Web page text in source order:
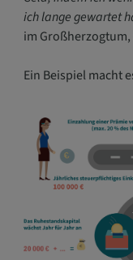
ich lange gewartet
im
Ein Beispiel macht